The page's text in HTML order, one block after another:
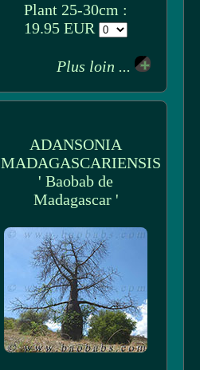
Plant 25-30cm :
19.95 EUR
Plus loin ...
ADANSONIA
MADAGASCARIENSIS
' Baobab de
Madagascar '